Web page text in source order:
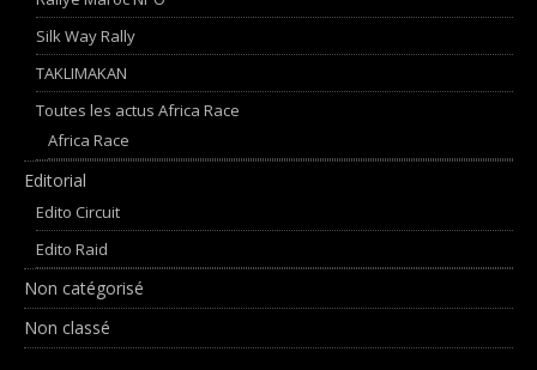
Silk Way Rally
TAKLIMAKAN
Toutes les actus Africa Race
Africa Race
Editorial
Edito Circuit
Edito Raid
Non catégorisé
Non classé